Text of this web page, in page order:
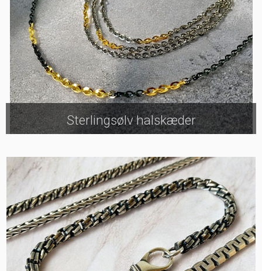
Sterlingsølv halskæder